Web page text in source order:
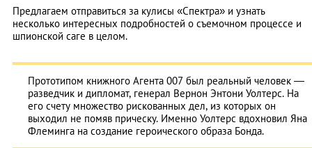
Предлагаем отправиться за кулисы «Спектра» и узнать
несколько интересных подробностей о съемочном процессе и
шпионской саге в целом.
Прототипом книжного Агента 007 был реальный человек —
разведчик и дипломат, генерал Вернон Энтони Уолтерс. На
его счету множество рискованных дел, из которых он
выходил не помяв прическу. Именно Уолтерс вдохновил Яна
Флеминга на создание героического образа Бонда.